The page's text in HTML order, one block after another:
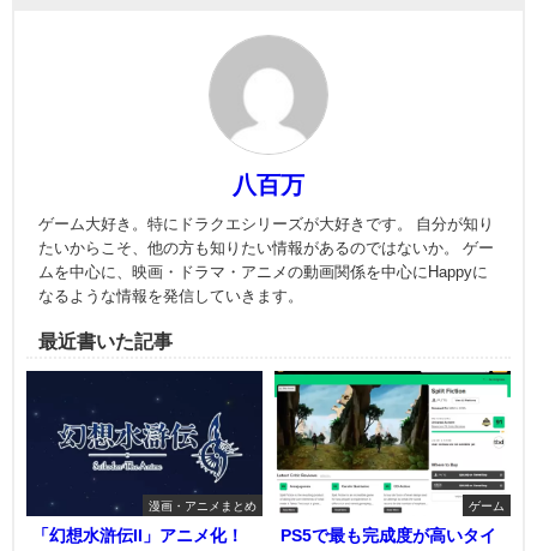
八百万
ゲーム大好き。特にドラクエシリーズが大好きです。 自分が知り
たいからこそ、他の方も知りたい情報があるのではないか。 ゲー
ムを中心に、映画・ドラマ・アニメの動画関係を中心にHappyに
なるような情報を発信していきます。
最近書いた記事
漫画・アニメまとめ
「幻想水滸伝II」アニメ化！
ゲーム
PS5で最も完成度が高いタイ